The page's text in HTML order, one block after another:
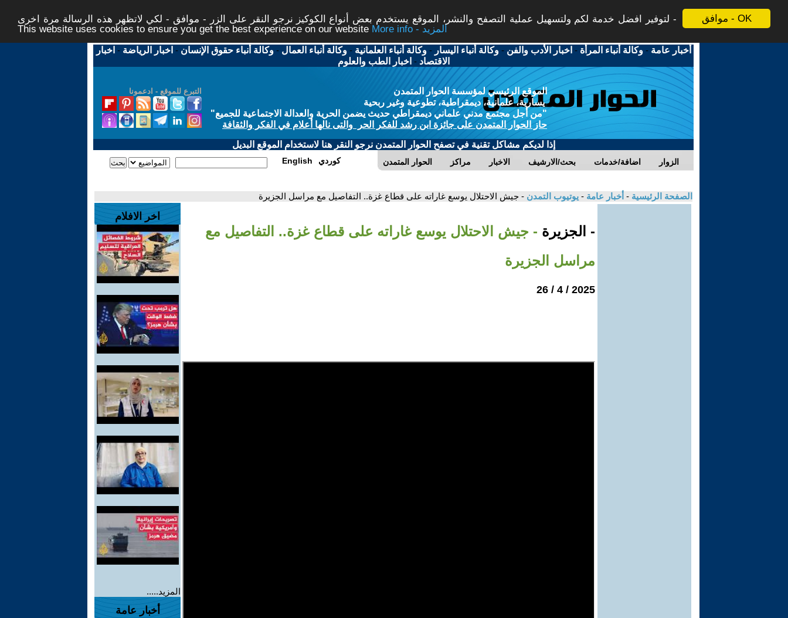
موافق - OK
لتوفير افضل خدمة لكم ولتسهيل عملية التصفح والنشر، الموقع يستخدم بعض أنواع الكوكيز نرجو النقر على الزر - موافق - لكي لاتظهر هذه الرسالة مرة اخرى -
This website uses cookies to ensure you get the best experience on our website
More info - المزيد
أخبار عامة -وكالة أنباء المرأة - اخبار الأدب والفن -وكالة أنباء اليسار -وكالة أنباء العلمانية -وكالة أنباء العمال -وكالة أنباء حقوق الإنسان - اخبار الرياضة - اخبار
الاقتصاد - اخبار الطب والعلوم
التبرع للموقع - ادعمونا
الموقع الرئيسي لمؤسسة الحوار المتمدن
يسارية، علمانية، ديمقراطية، تطوعية وغير ربحية
"من أجل مجتمع مدني علماني ديمقراطي حديث يضمن الحرية والعدالة الاجتماعية للجميع"
حاز الحوار المتمدن على جائزة ابن رشد للفكر الحر والتى نالها أعلام في الفكر والثقافة
إذا لديكم مشاكل تقنية في تصفح الحوار المتمدن نرجو النقر هنا لاستخدام الموقع البديل
الحوار المتمدن مراكز الاخبار بحث/الارشيف اضافة/خدمات الزوار English كوردي
الصفحة الرئيسية - أخبار عامة - يوتيوب التمدن - جيش الاحتلال يوسع غاراته على قطاع غزة.. التفاصيل مع مراسل الجزيرة
- الجزيرة - جيش الاحتلال يوسع غاراته على قطاع غزة.. التفاصيل مع
مراسل الجزيرة
2025 / 4 / 26
اخر الافلام
المزيد.....
أخبار عامة